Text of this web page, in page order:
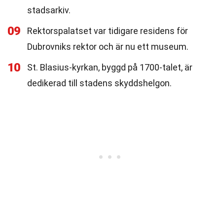
stadsarkiv.
09
Rektorspalatset var tidigare residens för
Dubrovniks rektor och är nu ett museum.
10
St. Blasius-kyrkan, byggd på 1700-talet, är
dedikerad till stadens skyddshelgon.